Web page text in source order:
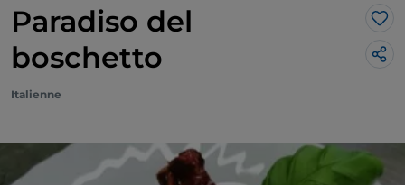
Paradiso del
boschetto
Italienne